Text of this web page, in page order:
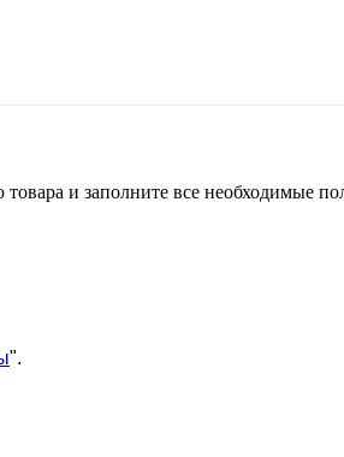
товара и заполните все необходимые
".